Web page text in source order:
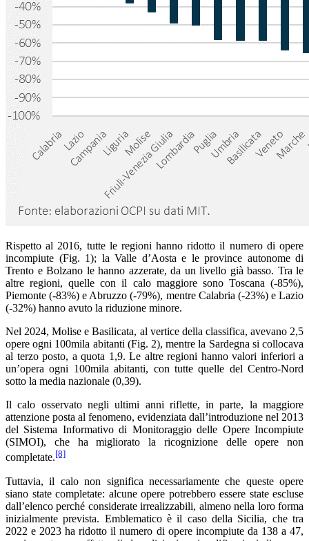
Rispetto al 2016, tutte le regioni hanno ridotto il numero di opere
incompiute (Fig. 1); la Valle d’Aosta e le province autonome di
Trento e Bolzano le hanno azzerate, da un livello già basso. Tra le
altre regioni, quelle con il calo maggiore sono Toscana (-85%),
Piemonte (-83%) e Abruzzo (-79%), mentre Calabria (-23%) e Lazio
(-32%) hanno avuto la riduzione minore.
Nel 2024, Molise e Basilicata, al vertice della classifica, avevano 2,5
opere ogni 100mila abitanti (Fig. 2), mentre la Sardegna si collocava
al terzo posto, a quota 1,9. Le altre regioni hanno valori inferiori a
un’opera ogni 100mila abitanti, con tutte quelle del Centro-Nord
sotto la media nazionale (0,39).
Il calo osservato negli ultimi anni riflette, in parte, la maggiore
attenzione posta al fenomeno, evidenziata dall’introduzione nel 2013
del Sistema Informativo di Monitoraggio delle Opere Incompiute
(SIMOI), che ha migliorato la ricognizione delle opere non
completate.[8]
Tuttavia, il calo non significa necessariamente che queste opere
siano state completate: alcune opere potrebbero essere state escluse
dall’elenco perché considerate irrealizzabili, almeno nella loro forma
inizialmente prevista. Emblematico è il caso della Sicilia, che tra
2022 e 2023 ha ridotto il numero di opere incompiute da 138 a 47,